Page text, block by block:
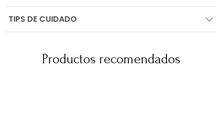
TIPS DE CUIDADO
Productos recomendados